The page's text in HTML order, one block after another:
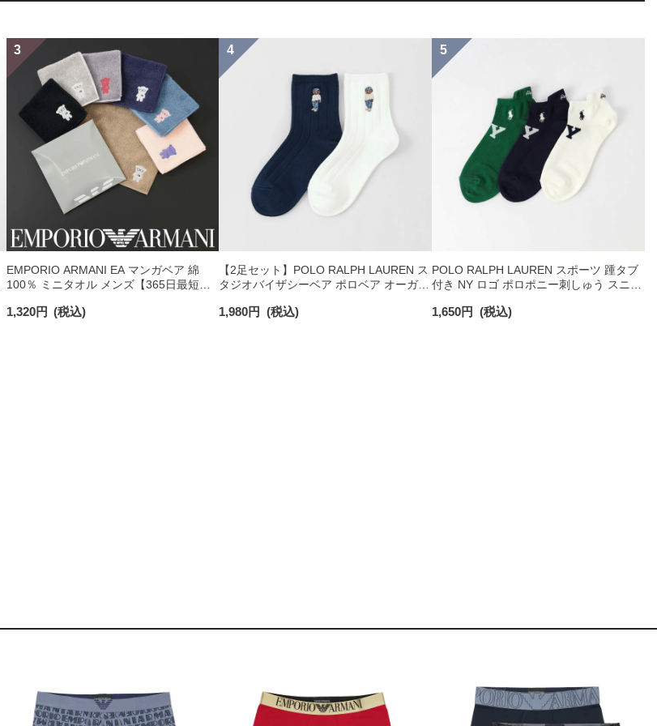
EMPORIO ARMANI EA マンガベア 綿
100％ ミニタオル メンズ【365日最短翌
1,320円 (税込)
【2足セット】POLO RALPH LAUREN ス
タジオバイザシーベア ポロベア オーガニ
ンズ レディース 92009650
1,980円 (税込)
POLO RALPH LAUREN スポーツ 踵タブ
付き NY ロゴ ポロポニー刺しゅう スニー
ソックス 02022328
1,650円 (税込)